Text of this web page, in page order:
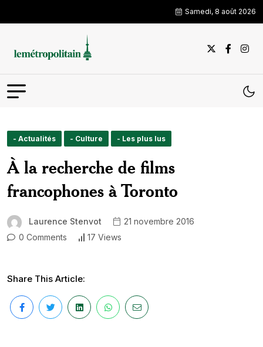
Samedi, 8 août 2026
- Actualités - Culture - Les plus lus
À la recherche de films
francophones à Toronto
Laurence Stenvot
21 novembre 2016
0 Comments
17 Views
Share This Article: